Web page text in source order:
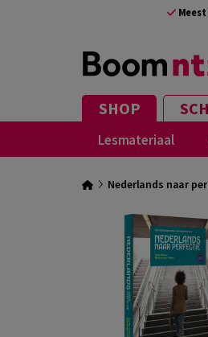
SHOP
Lesmateriaal
Nederlands naar